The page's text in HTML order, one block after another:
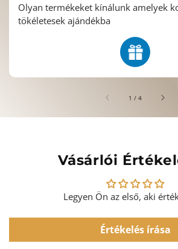
Olyan termékeket kínálunk amelyek
tökéletesek ajándékba
1 / /4
Vásárlói
Legyen Ön az első, aki
Értékelés írása